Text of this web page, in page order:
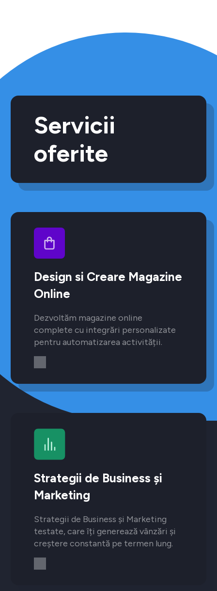
Servicii
oferite
Design si Creare Magazine
Online
Dezvoltăm magazine online
complete cu integrări personalizate
pentru automatizarea activității.
Strategii de Business și
Marketing
Strategii de Business și Marketing
testate, care îți generează vânzări și
creștere constantă pe termen lung.